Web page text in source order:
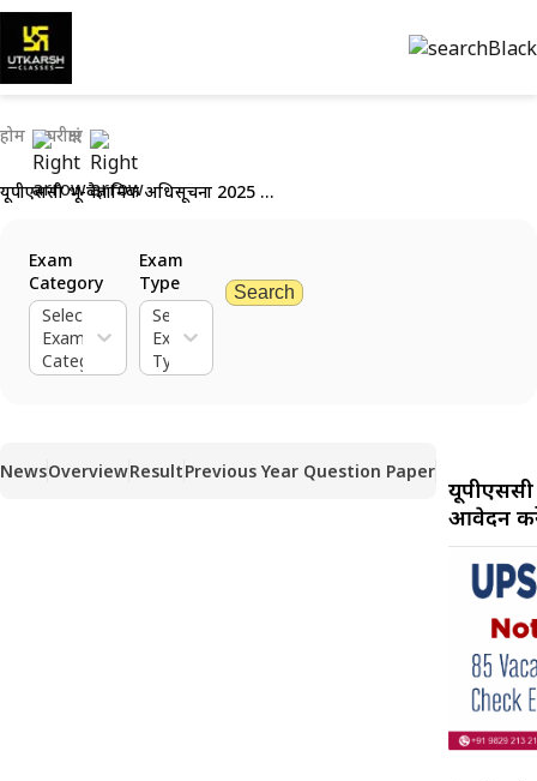
होम परीक्षाएं
यूपीएससी भू-वैज्ञानिक अधिसूचना 2025 जारी: अभी आवेदन करें
Exam
Category
Select
Exam
Category
Exam
Type
Select
Exam
Type
Search
NewsOverviewResultPrevious Year Question Paper
यूपीएससी
आवेदन